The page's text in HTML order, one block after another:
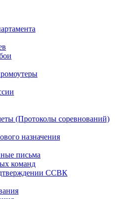
(Протоколы соревнований)
назначения
письма
команд
ССВК